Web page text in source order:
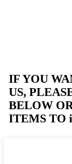
IF YOU
US,
BELOW
ITEMS TO